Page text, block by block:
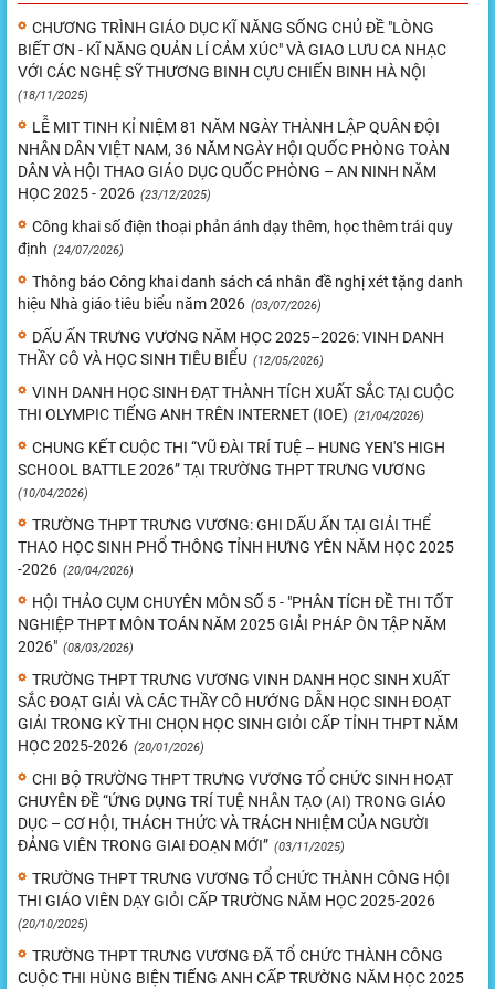
CHƯƠNG TRÌNH GIÁO DỤC KĨ NĂNG SỐNG CHỦ ĐỀ "LÒNG
BIẾT ƠN - KĨ NĂNG QUẢN LÍ CẢM XÚC" VÀ GIAO LƯU CA NHẠC
VỚI CÁC NGHỆ SỸ THƯƠNG BINH CỰU CHIẾN BINH HÀ NỘI
(18/11/2025)
LỄ MIT TINH KỈ NIỆM 81 NĂM NGÀY THÀNH LẬP QUÂN ĐỘI
NHÂN DÂN VIỆT NAM, 36 NĂM NGÀY HỘI QUỐC PHÒNG TOÀN
DÂN VÀ HỘI THAO GIÁO DỤC QUỐC PHÒNG – AN NINH NĂM
HỌC 2025 - 2026 (23/12/2025)
Công khai số điện thoại phản ánh dạy thêm, học thêm trái quy
định (24/07/2026)
Thông báo Công khai danh sách cá nhân đề nghị xét tặng danh
hiệu Nhà giáo tiêu biểu năm 2026 (03/07/2026)
DẤU ẤN TRƯNG VƯƠNG NĂM HỌC 2025–2026: VINH DANH
THẦY CÔ VÀ HỌC SINH TIÊU BIỂU (12/05/2026)
VINH DANH HỌC SINH ĐẠT THÀNH TÍCH XUẤT SẮC TẠI CUỘC
THI OLYMPIC TIẾNG ANH TRÊN INTERNET (IOE) (21/04/2026)
CHUNG KẾT CUỘC THI “VŨ ĐÀI TRÍ TUỆ – HUNG YEN'S HIGH
SCHOOL BATTLE 2026” TẠI TRƯỜNG THPT TRƯNG VƯƠNG
(10/04/2026)
TRƯỜNG THPT TRƯNG VƯƠNG: GHI DẤU ẤN TẠI GIẢI THỂ
THAO HỌC SINH PHỔ THÔNG TỈNH HƯNG YÊN NĂM HỌC 2025
-2026 (20/04/2026)
HỘI THẢO CỤM CHUYÊN MÔN SỐ 5 - "PHÂN TÍCH ĐỀ THI TỐT
NGHIỆP THPT MÔN TOÁN NĂM 2025 GIẢI PHÁP ÔN TẬP NĂM
2026" (08/03/2026)
TRƯỜNG THPT TRƯNG VƯƠNG VINH DANH HỌC SINH XUẤT
SẮC ĐOẠT GIẢI VÀ CÁC THẦY CÔ HƯỚNG DẪN HỌC SINH ĐOẠT
GIẢI TRONG KỲ THI CHỌN HỌC SINH GIỎI CẤP TỈNH THPT NĂM
HỌC 2025-2026 (20/01/2026)
CHI BỘ TRƯỜNG THPT TRƯNG VƯƠNG TỔ CHỨC SINH HOẠT
CHUYÊN ĐỀ “ỨNG DỤNG TRÍ TUỆ NHÂN TẠO (AI) TRONG GIÁO
DỤC – CƠ HỘI, THÁCH THỨC VÀ TRÁCH NHIỆM CỦA NGƯỜI
ĐẢNG VIÊN TRONG GIAI ĐOẠN MỚI” (03/11/2025)
TRƯỜNG THPT TRƯNG VƯƠNG TỔ CHỨC THÀNH CÔNG HỘI
THI GIÁO VIÊN DẠY GIỎI CẤP TRƯỜNG NĂM HỌC 2025-2026
(20/10/2025)
TRƯỜNG THPT TRƯNG VƯƠNG ĐÃ TỔ CHỨC THÀNH CÔNG
CUỘC THI HÙNG BIỆN TIẾNG ANH CẤP TRƯỜNG NĂM HỌC 2025